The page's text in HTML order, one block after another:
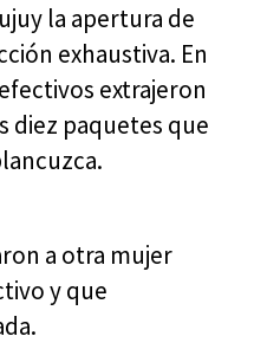
la apertura de
exhaustiva. En
extrajeron
diez paquetes que
a otra mujer
y que